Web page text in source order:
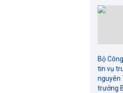
Bộ
tin vụ
nguyên
trưởng